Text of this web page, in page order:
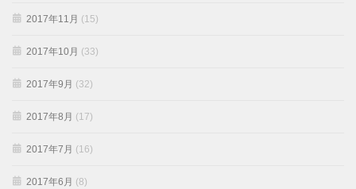
2017年11月 (15)
2017年10月 (33)
2017年9月 (32)
2017年8月 (17)
2017年7月 (16)
2017年6月 (8)